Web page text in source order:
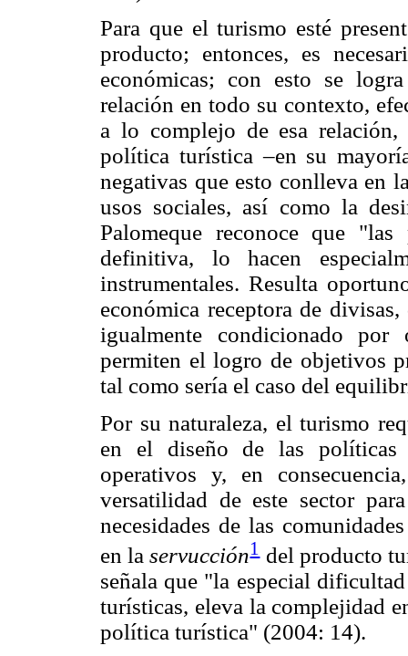
Para que el turismo esté
producto; entonces, es
económicas; con esto se
relación en todo su contexto,
a lo complejo de esa
política turística –en su
negativas que esto conlleva en
usos sociales, así como la
Palomeque reconoce que
definitiva, lo hacen
instrumentales. Resulta
económica receptora de
igualmente condicionado
permiten el logro de objetivos
tal como sería el caso del
Por su naturaleza, el turismo
en el diseño de las políticas
operativos y, en
versatilidad de este sector
necesidades de las
en laservucción1 del producto
señala que "la especial
turísticas, eleva la complejidad
política turística" (2004: 14).